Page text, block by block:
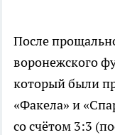
После
воронежского
который были
«Факела» и
со счётом 3:3